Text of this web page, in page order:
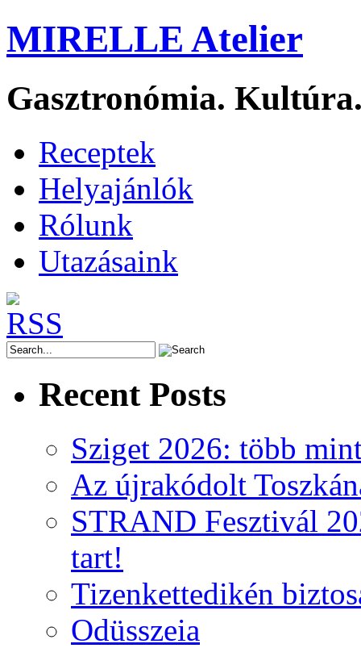
MIRELLE Atelier
Gasztronómia.
Receptek
Helyajánlók
Rólunk
Utazásaink
Recent Posts
Sziget 2026: több
Az újrakódolt
STRAND Fesztivál
tart!
Tizenkettedikén
Odüsszeia